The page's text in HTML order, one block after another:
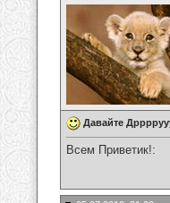
Давайте
Всем Приветик!: